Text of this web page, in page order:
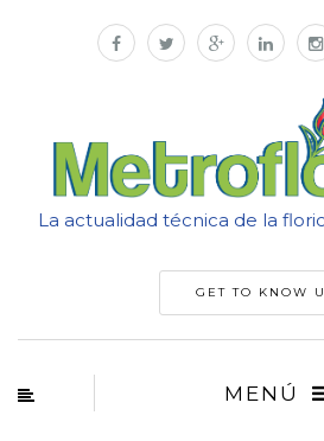
La actualidad técnica de la
GET TO KNOW
MENÚ